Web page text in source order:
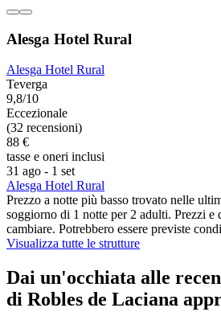
Alesga Hotel Rural
Alesga Hotel Rural
Teverga
9,8/10
Eccezionale
(32 recensioni)
88 €
tasse e oneri inclusi
31 ago - 1 set
Alesga Hotel Rural
Prezzo a notte più basso trovato nelle
soggiorno di 1 notte per 2 adulti. Prezzi e
cambiare. Potrebbero essere previste
Visualizza tutte le strutture
Dai un'occhiata alle
di Robles de Laciana